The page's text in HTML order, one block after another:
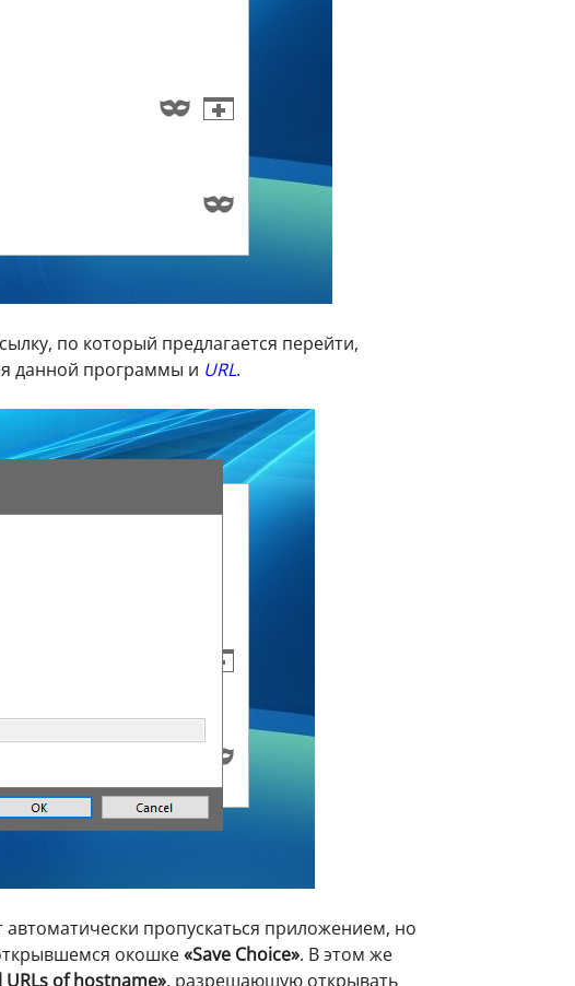
по который предлагается перейти,
данной программы и URL.
пропускаться приложением, но
окошке«Save Choice». В этом же
URLs of hostname», разрешающую открывать